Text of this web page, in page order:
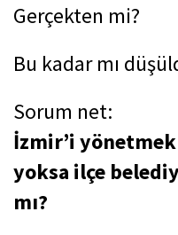
Gerçekten mi?
Bu kadar mı
Sorum net:
İzmir’i
yoksa ilçe
mı?